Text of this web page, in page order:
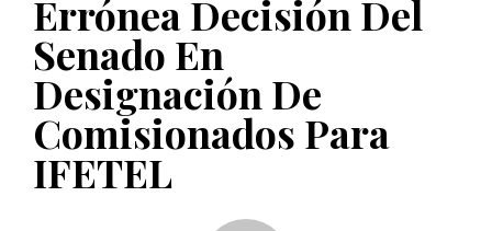
PUBLICADO EL 5 ENERO, 2023
Errónea Decisión Del
Senado En
Designación De
Comisionados Para
IFETEL